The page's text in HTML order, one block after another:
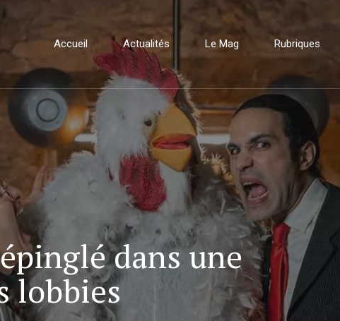
Accueil Actualités Le Mag Rubriques
dans une
lobbies